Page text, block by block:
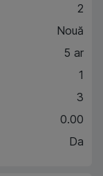
2
Nouă
5 ar
1
3
0.00
Da